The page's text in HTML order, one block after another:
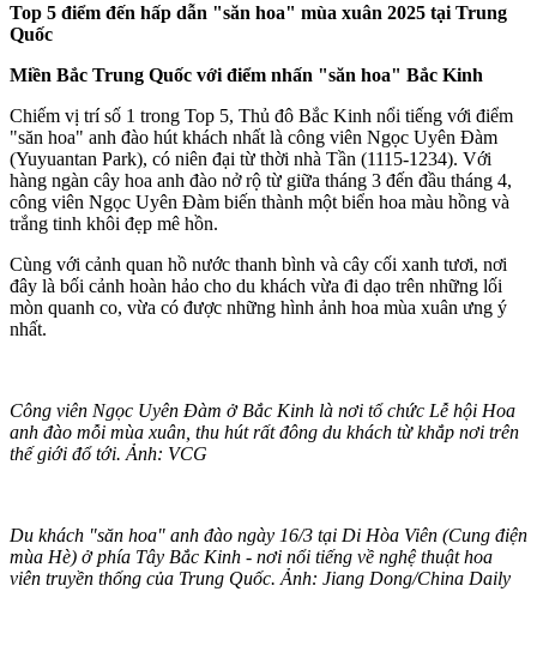
Top 5 điểm đến hấp dẫn "săn hoa" mùa xuân 2025 tại Trung
Quốc
Miền Bắc Trung Quốc với điểm nhấn "săn hoa" Bắc Kinh
Chiếm vị trí số 1 trong Top 5, Thủ đô Bắc Kinh nổi tiếng với điểm
"săn hoa" anh đào hút khách nhất là công viên Ngọc Uyên Đàm
(Yuyuantan Park), có niên đại từ thời nhà Tần (1115-1234). Với
hàng ngàn cây hoa anh đào nở rộ từ giữa tháng 3 đến đầu tháng 4,
công viên Ngọc Uyên Đàm biến thành một biển hoa màu hồng và
trắng tinh khôi đẹp mê hồn.
Cùng với cảnh quan hồ nước thanh bình và cây cối xanh tươi, nơi
đây là bối cảnh hoàn hảo cho du khách vừa đi dạo trên những lối
mòn quanh co, vừa có được những hình ảnh hoa mùa xuân ưng ý
nhất.
Công viên Ngọc Uyên Đàm ở Bắc Kinh là nơi tổ chức Lễ hội Hoa
anh đào mỗi mùa xuân, thu hút rất đông du khách từ khắp nơi trên
thế giới đổ tới. Ảnh: VCG
Du khách "săn hoa" anh đào ngày 16/3 tại Di Hòa Viên (Cung điện
mùa Hè) ở phía Tây Bắc Kinh - nơi nổi tiếng về nghệ thuật hoa
viên truyền thống của Trung Quốc. Ảnh: Jiang Dong/China Daily